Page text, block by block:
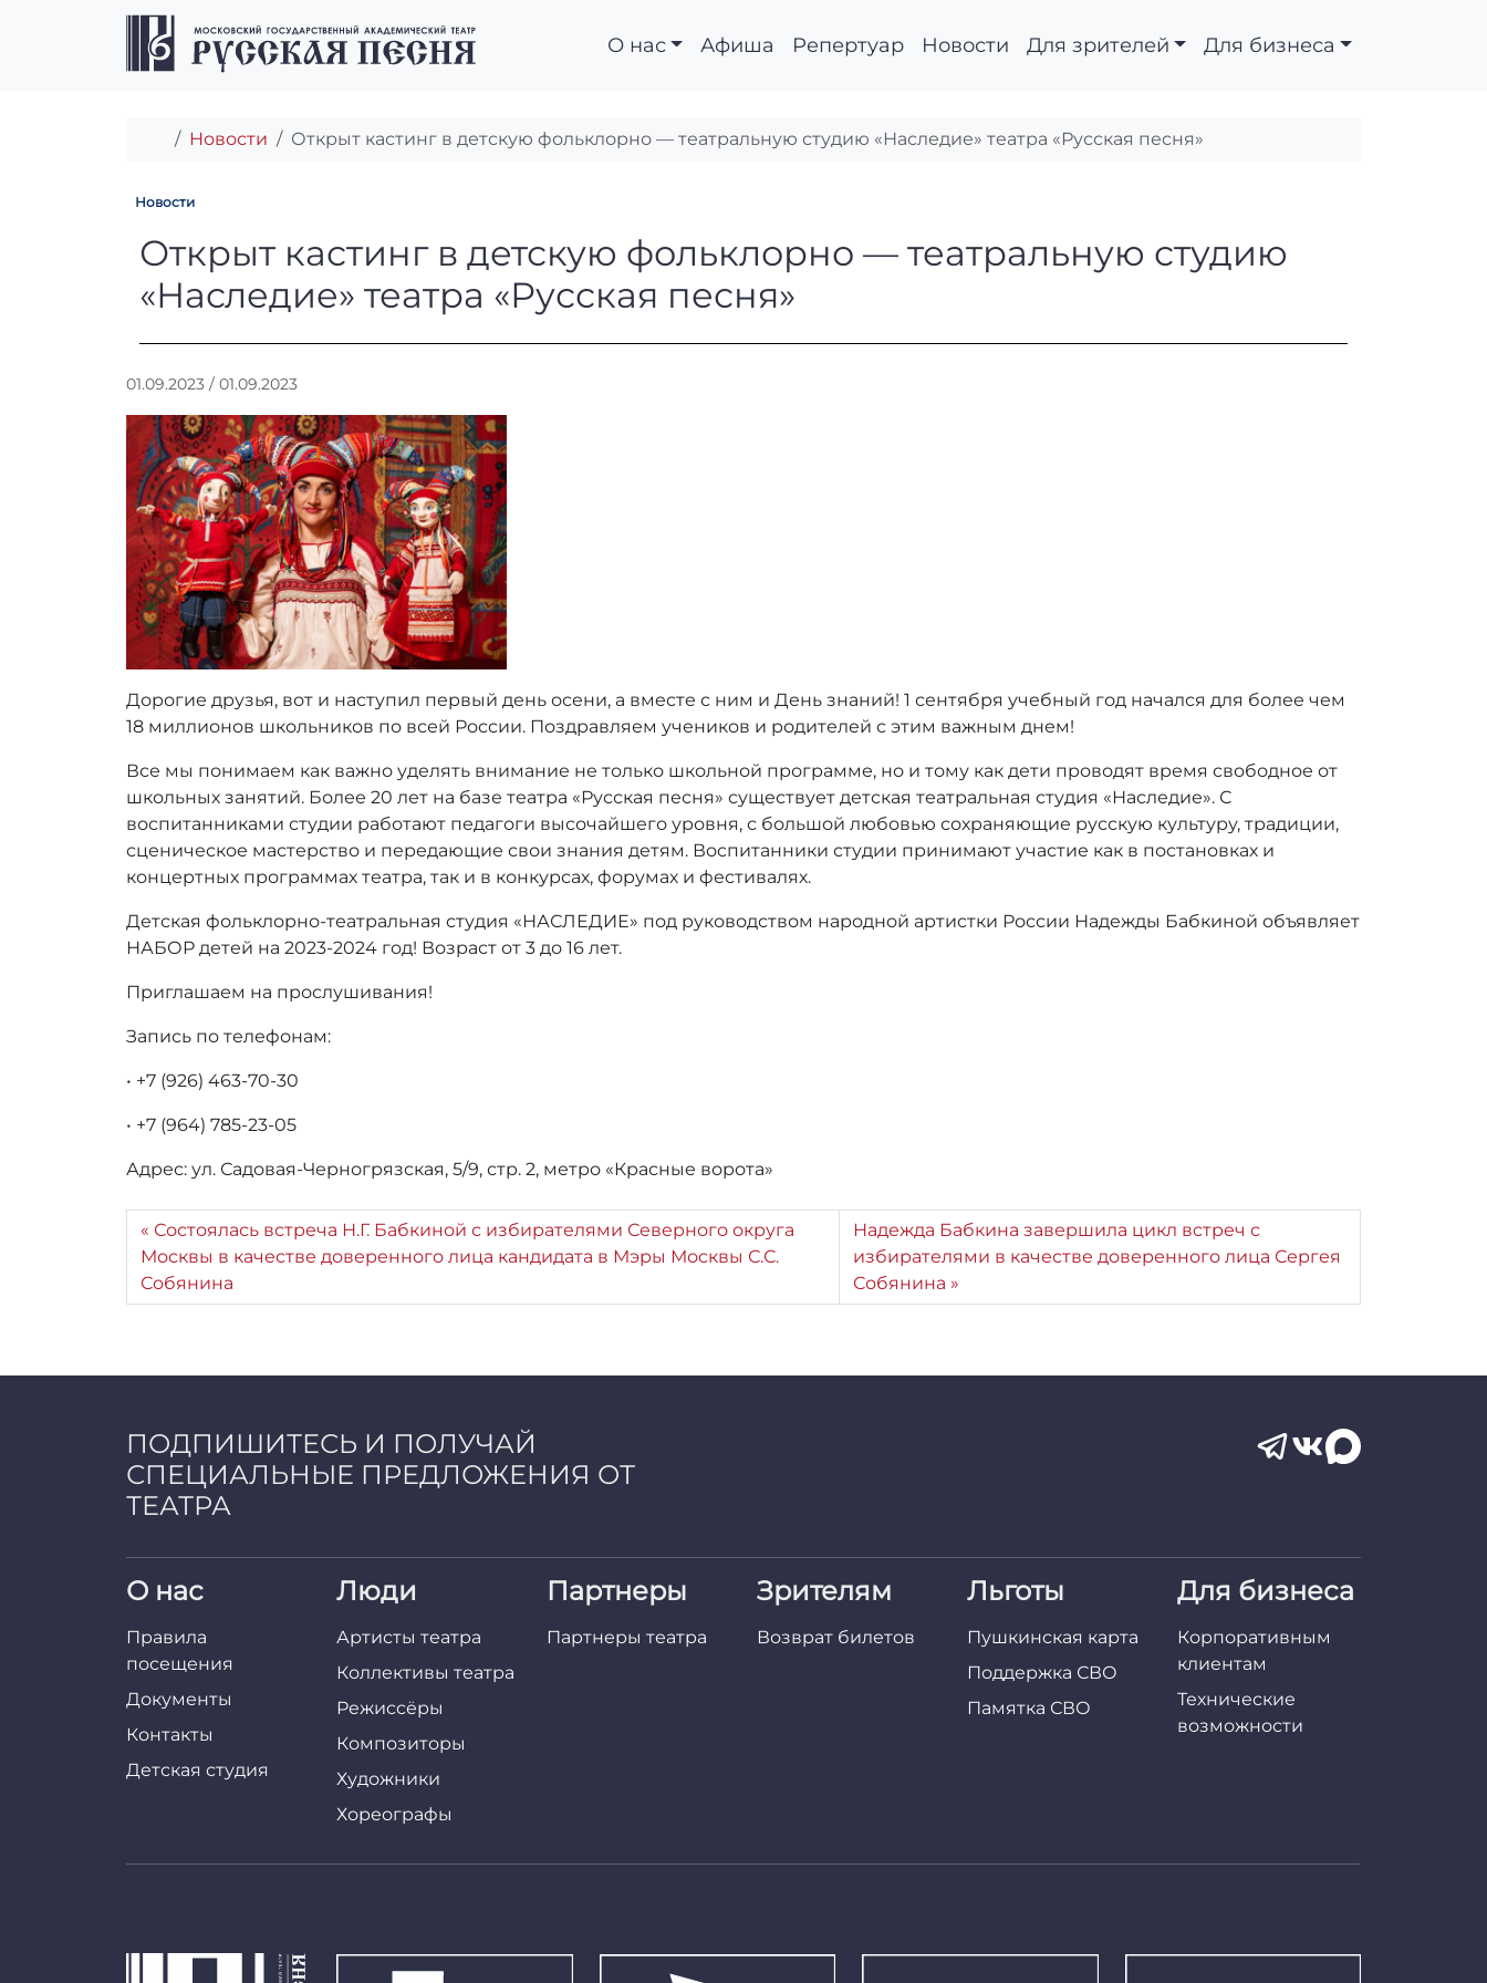
Перейти к содержимому
Перейти к футеру
О нас Афиша Репертуар Новости Для зрителей Для бизнеса
Главная
Новости Открыт кастинг в детскую фольклорно — театральную студию «Наследие» театра «Русская песня»
Новости
Открыт кастинг в детскую фольклорно — театральную
Открыт кастинг в детскую фольклорно — театральную студию
«Наследие» театра «Русская песня»
01.09.2023 / 01.09.2023
т
о
р
:
r
r
_
a
d
Дорогие друзья, вот и наступил первый день осени, а вместе с ним и День знаний! 1 сентября учебный год начался для более чем
18 миллионов школьников по всей России. Поздравляем учеников и родителей с этим важным днем!
Все мы понимаем как важно уделять внимание не только школьной программе, но и тому как дети проводят время свободное от
школьных занятий. Более 20 лет на базе театра «Русская песня» существует детская театральная студия «Наследие». С
воспитанниками студии работают педагоги высочайшего уровня, с большой любовью сохраняющие русскую культуру, традиции,
сценическое мастерство и передающие свои знания детям. Воспитанники студии принимают участие как в постановках и
концертных программах театра, так и в конкурсах, форумах и фестивалях.
Детская фольклорно-театральная студия «НАСЛЕДИЕ» под руководством народной артистки России Надежды Бабкиной объявляет
НАБОР детей на 2023-2024 год! Возраст от 3 до 16 лет.
Приглашаем на прослушивания!
Запись по телефонам:
• +7 (926) 463-70-30
• +7 (964) 785-23-05
Адрес: ул. Садовая-Черногрязская, 5/9, стр. 2, метро «Красные ворота»
Состоялась встреча Н.Г. Бабкиной с избирателями Северного округа
Москвы в качестве доверенного лица кандидата в Мэры Москвы С.С.
Собянина
Надежда Бабкина завершила цикл встреч с
избирателями в качестве доверенного лица Сергея
Собянина
ПОДПИШИТЕСЬ И ПОЛУЧАЙ
СПЕЦИАЛЬНЫЕ ПРЕДЛОЖЕНИЯ ОТ
ТЕАТРА
О нас
Правила
посещения
Документы
Контакты
Детская студия
Люди
Артисты театра
Коллективы театра
Режиссёры
Композиторы
Художники
Хореографы
Партнеры
Партнеры театра
Зрителям
Возврат билетов
Льготы
Пушкинская карта
Поддержка СВО
Памятка СВО
Для бизнеса
Корпоративным
клиентам
Технические
возможности